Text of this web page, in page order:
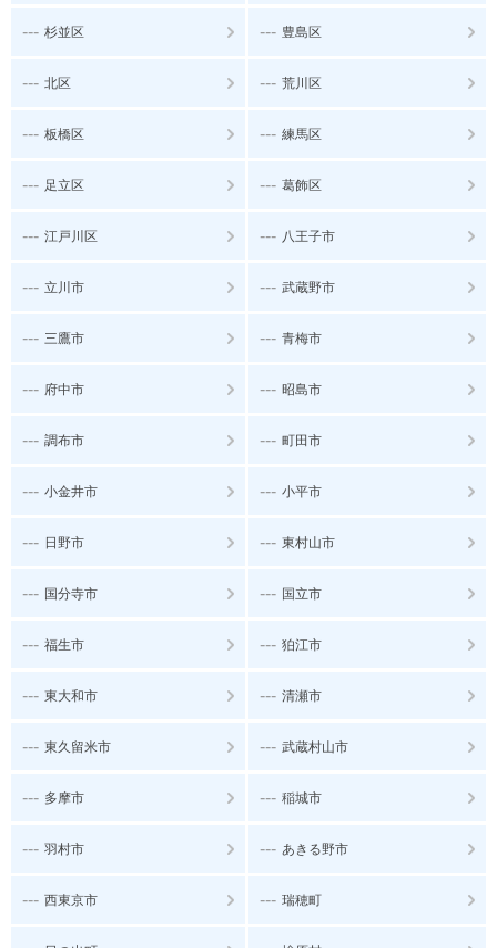
--- 杉並区 --- 豊島区
--- 北区 --- 荒川区
--- 板橋区 --- 練馬区
--- 足立区 --- 葛飾区
--- 江戸川区 --- 八王子市
--- 立川市 --- 武蔵野市
--- 三鷹市 --- 青梅市
--- 府中市 --- 昭島市
--- 調布市 --- 町田市
--- 小金井市 --- 小平市
--- 日野市 --- 東村山市
--- 国分寺市 --- 国立市
--- 福生市 --- 狛江市
--- 東大和市 --- 清瀬市
--- 東久留米市 --- 武蔵村山市
--- 多摩市 --- 稲城市
--- 羽村市 --- あきる野市
--- 西東京市 --- 瑞穂町